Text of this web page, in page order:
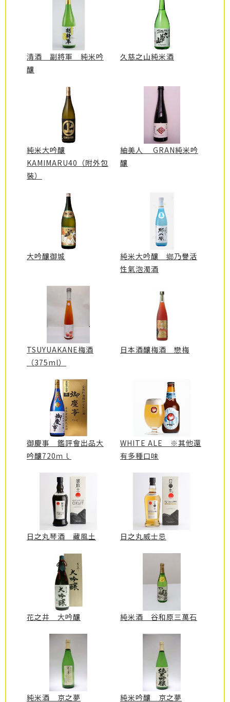
清酒 副將軍 純米吟
釀
久慈之山純米酒
純米大吟釀
KAMIMARU40（附外包
裝）
紬美人 GRAN純米吟
釀
大吟釀御城
純米大吟釀 鄉乃譽活
性氣泡濁酒
TSUYUAKANE梅酒
（375ml）
日本酒釀梅酒 戀梅
御慶事 鑑評會出品大
吟釀720ｍｌ
WHITE ALE ※其他還
有多種口味
日之丸琴酒 藏風土 日之丸威士忌
花之井 大吟釀 純米酒 谷和原三萬石
純米酒 京之夢 純米吟釀 京之夢